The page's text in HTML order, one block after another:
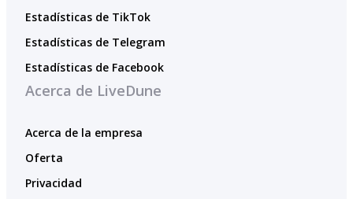
Estadísticas de TikTok
Estadísticas de Telegram
Estadísticas de Facebook
Acerca de LiveDune
Acerca de la empresa
Oferta
Privacidad